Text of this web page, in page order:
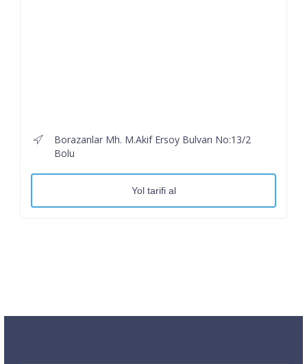
Borazanlar Mh. M.Akif Ersoy Bulvarı No:13/2
Bolu
Yol tarifi al